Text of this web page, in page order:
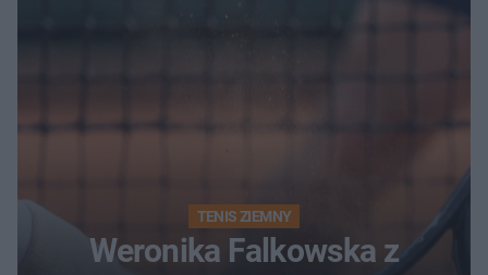
TENIS ZIEMNY
Weronika Falkowska z